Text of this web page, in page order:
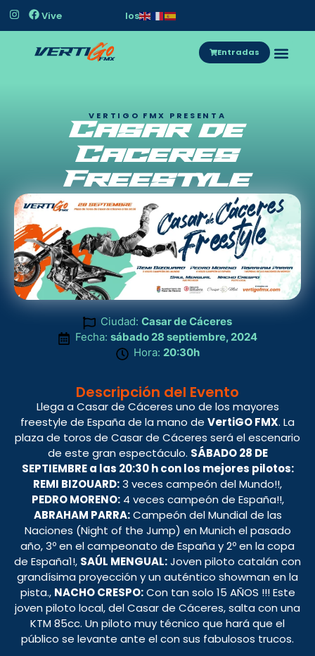
Vive
Entradas
VERTIGO FMX PRESENTA
Casar de
Caceres
Freestyle
Ciudad: Casar de Cáceres
Fecha: sábado 28 septiembre, 2024
Hora: 20:30h
Descripción del Evento
Llega a Casar de Cáceres uno de los mayores
freestyle de España de la mano de VertiGO FMX. La
plaza de toros de Casar de Cáceres será el escenario
de este gran espectáculo. SÁBADO 28 DE
SEPTIEMBRE a las 20:30 h con los mejores pilotos:
REMI BIZOUARD:3 veces campeón del Mundo!!,
PEDRO MORENO:4 veces campeón de España!!,
ABRAHAM PARRA:Campeón del Mundial de las
Naciones (Night of the Jump) en Munich el pasado
año, 3º en el campeonato de España y 2º en la copa
de España1!, SAÚL MENGUAL:Joven piloto catalán con
grandísima proyección y un auténtico showman en la
pista., NACHO CRESPO:Con tan solo 15 AÑOS !!! Este
joven piloto local, del Casar de Cáceres, salta con una
KTM 85cc. Un piloto muy técnico que hará que el
público se levante ante el con sus fabulosos trucos.